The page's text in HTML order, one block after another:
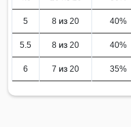
5 8 из 20 40%
5.5 8 из 20 40%
6 7 из 20 35%